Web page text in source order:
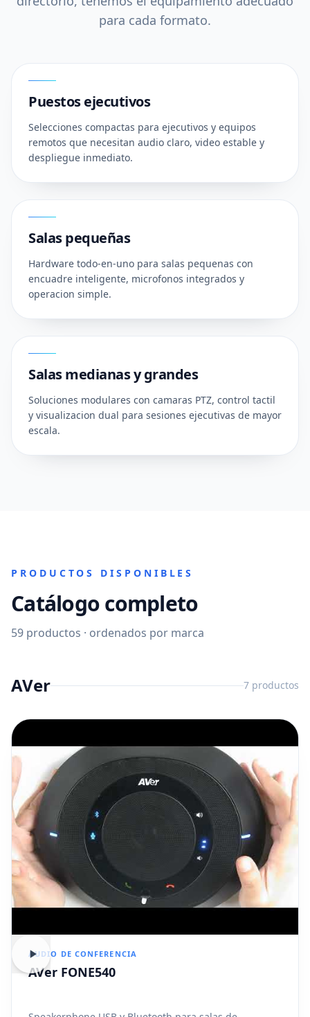
para cada formato.
Puestos ejecutivos
Selecciones compactas para ejecutivos y equipos
remotos que necesitan audio claro, video estable y
despliegue inmediato.
Salas pequeñas
Hardware todo-en-uno para salas pequenas con
encuadre inteligente, microfonos integrados y
operacion simple.
Salas medianas y grandes
Soluciones modulares con camaras PTZ, control tactil
y visualizacion dual para sesiones ejecutivas de mayor
escala.
PRODUCTOS DISPONIBLES
Catálogo completo
59 productos · ordenados por marca
AVer 7 productos
AUDIO DE CONFERENCIA
AVer FONE540